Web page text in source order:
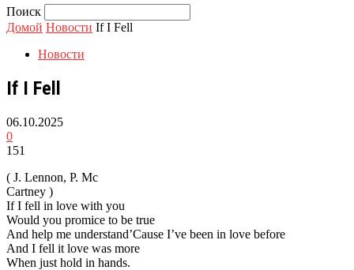
Поиск
Домой Новости If I Fell
Новости
If I Fell
06.10.2025
0
151
( J. Lennon, P. Mc
Cartney )
If I fell in love with you
Would you promice to be true
And help me understand’Cause I’ve been in love before
And I fell it love was more
When just hold in hands.